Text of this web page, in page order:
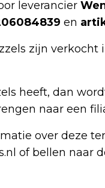
leverancier
en
zijn
heeft, dan
naar een
over deze
of bellen naar